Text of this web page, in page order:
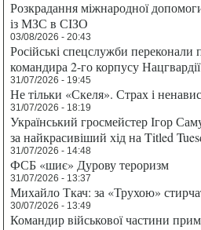
Розкрадання міжнародної
із МЗС в СІЗО
03/08/2026 - 20:43
Російські спецслужби переконали
командира 2-го корпусу Нацгвардії
31/07/2026 - 19:45
Не тільки «Скеля». Страх і
31/07/2026 - 18:19
Український гросмейстер Ігор
за найкрасивіший хід на Titled
31/07/2026 - 14:48
ФСБ «шиє» Дурову тероризм
31/07/2026 - 13:37
Михайло Ткач: за «Трухою»
30/07/2026 - 13:49
Командир військової частини